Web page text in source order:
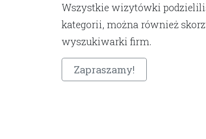
Wszystkie wizytówki
kategorii, można również
wyszukiwarki firm.
Zapraszamy!